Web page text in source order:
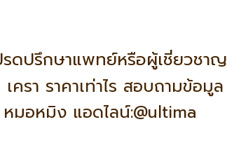
ดปรึกษาแพทย์หรือผู้เชี่ยวชาญ
ครา ราคาเท่าไร สอบถามข้อมูล
มอหมิง แอดไลน์:@ultima